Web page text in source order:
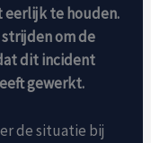
eerlijk te houden.
om de
dit incident
gewerkt.
de situatie bij